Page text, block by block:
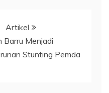
Artikel
Barru Menjadi
Stunting Pemda